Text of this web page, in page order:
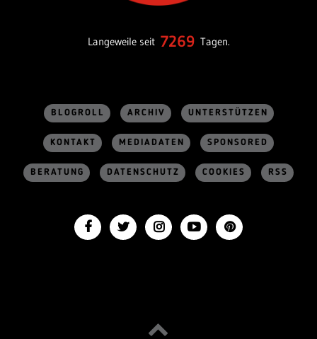
Langeweile seit 7269 Tagen.
BLOGROLL ARCHIV UNTERSTÜTZEN
KONTAKT MEDIADATEN SPONSORED
BERATUNG DATENSCHUTZ COOKIES RSS